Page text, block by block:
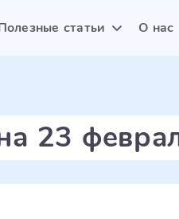
статьи О нас
23